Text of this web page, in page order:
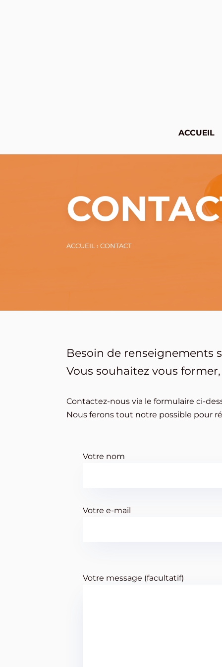
ACCUEIL
ACCUEIL › CONTACT
Besoin de renseignements
Vous souhaitez vous
Contactez-nous via le formulaire ci-
Nous ferons tout notre possible pour
Votre nom
Votre e-mail
Votre message (facultatif)